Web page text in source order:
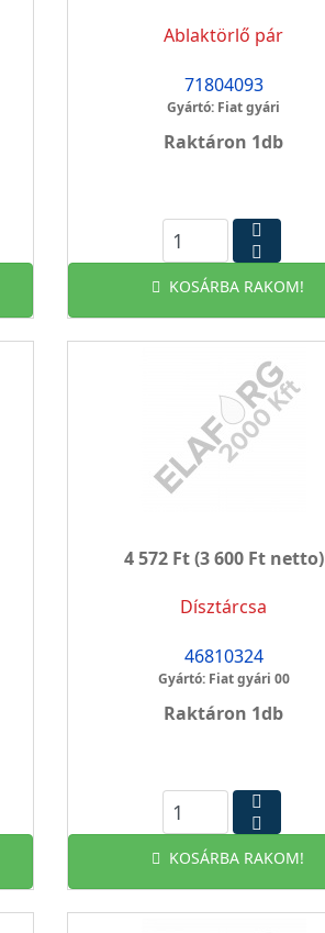
Ablaktörlő pár
71804093
Gyártó: Fiat gyári
Raktáron 1db
KOSÁRBA RAKOM!
4 572 Ft(3 600 Ft netto)
Dísztárcsa
46810324
Gyártó: Fiat gyári 00
Raktáron 1db
KOSÁRBA RAKOM!